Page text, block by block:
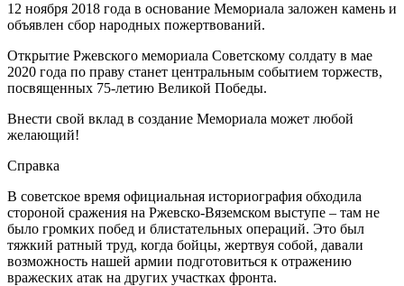
12 ноября 2018 года в основание Мемориала заложен камень и
объявлен сбор народных пожертвований.
Открытие Ржевского мемориала Советскому солдату в мае
2020 года по праву станет центральным событием торжеств,
посвященных 75-летию Великой Победы.
Внести свой вклад в создание Мемориала может любой
желающий!
Справка
В советское время официальная историография обходила
стороной сражения на Ржевско-Вяземском выступе – там не
было громких побед и блистательных операций. Это был
тяжкий ратный труд, когда бойцы, жертвуя собой, давали
возможность нашей армии подготовиться к отражению
вражеских атак на других участках фронта.